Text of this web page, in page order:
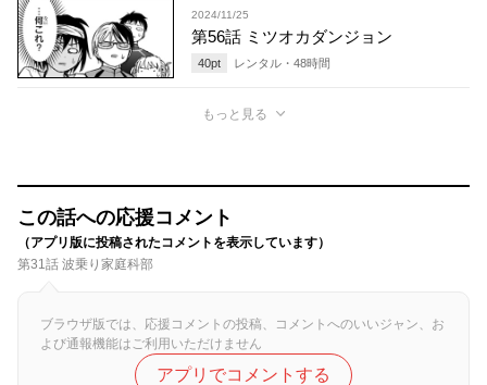
2024/11/25
第56話 ミツオカダンジョン
40pt レンタル・ 48時間
もっと見る
この話への応援コメント
（アプリ版に投稿されたコメントを表示しています）
第31話 波乗り家庭科部
ブラウザ版では、応援コメントの投稿、コメントへのいいジャン、お
よび通報機能はご利用いただけません
アプリでコメントする